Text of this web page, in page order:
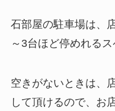
石部屋の駐車場は、
～3台ほど停めれるス
空きがないときは、
して頂けるので、お